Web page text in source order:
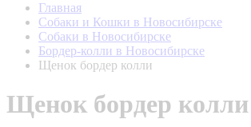
Главная
Собаки и Кошки в Новосибирске
Собаки в Новосибирске
Бордер-колли в Новосибирске
Щенок бордер колли
Щенок бордер колли